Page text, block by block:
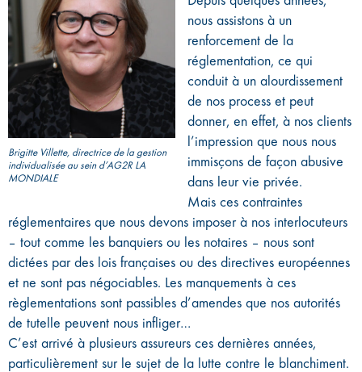
Brigitte Villette, directrice de la gestion
individualisée au sein d’AG2R LA
MONDIALE
nous assistons à un
renforcement de la
réglementation, ce qui
conduit à un alourdissement
de nos process et peut
donner, en effet, à nos clients
l’impression que nous nous
immisçons de façon abusive
dans leur vie privée.
Mais ces contraintes
réglementaires que nous devons imposer à nos interlocuteurs
– tout comme les banquiers ou les notaires – nous sont
dictées par des lois françaises ou des directives européennes
et ne sont pas négociables. Les manquements à ces
règlementations sont passibles d’amendes que nos autorités
de tutelle peuvent nous infliger…
C’est arrivé à plusieurs assureurs ces dernières années,
particulièrement sur le sujet de la lutte contre le blanchiment.